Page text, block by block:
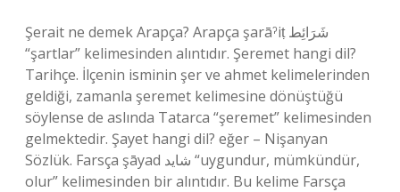
Şerait ne demek Arapça? Arapça şarāˀiṭ شَرَائِط
“şartlar” kelimesinden alıntıdır. Şeremet hangi dil?
Tarihçe. İlçenin isminin şer ve ahmet kelimelerinden
geldiği, zamanla şeremet kelimesine dönüştüğü
söylense de aslında Tatarca “şeremet” kelimesinden
gelmektedir. Şayet hangi dil? eğer – Nişanyan
Sözlük. Farsça şāyad شاید “uygundur, mümkündür,
olur” kelimesinden bir alıntıdır. Bu kelime Farsça